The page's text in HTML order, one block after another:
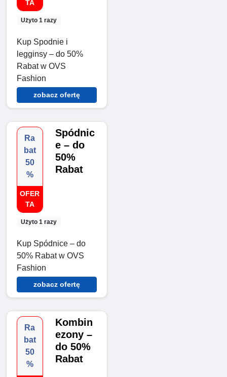
TA
Użyto 1 razy
Kup Spodnie i
legginsy – do 50%
Rabat w OVS
Fashion
zobacz ofertę
Ra
bat
50
%
OFER
TA
Użyto 1 razy
Spódnic
e – do
50%
Rabat
Kup Spódnice – do
50% Rabat w OVS
Fashion
zobacz ofertę
Ra
bat
50
%
Kombin
ezony –
do 50%
Rabat